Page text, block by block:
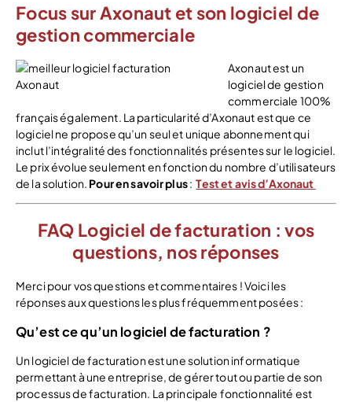
Focus sur Axonaut et son logiciel de
gestion commerciale
Axonaut est un
logiciel de gestion
commerciale 100%
français également. La particularité d’Axonaut est que ce
logiciel ne propose qu’un seul et unique abonnement qui
inclut l’intégralité des fonctionnalités présentes sur le logiciel.
Le prix évolue seulement en fonction du nombre d’utilisateurs
de la solution. Pour en savoir plus: Test et avis d’Axonaut
FAQ Logiciel de facturation : vos
questions, nos réponses
Merci pour vos questions et commentaires ! Voici les
réponses aux questions les plus fréquemment posées :
Qu’est ce qu’un logiciel de facturation ?
Un logiciel de facturation est une solution informatique
permettant à une entreprise, de gérer tout ou partie de son
processus de facturation. La principale fonctionnalité est